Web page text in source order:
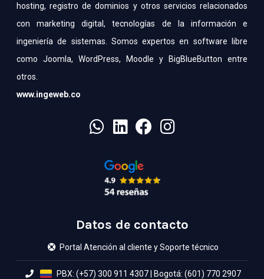
hosting, registro de dominios y otros servicios relacionados
con marketing digital, tecnologías de la información e
ingeniería de sistemas. Somos expertos en software libre
como Joomla, WordPress, Moodle y BigBlueButton entre
otros.
www.ingeweb.co
Datos de contacto
Portal Atención al cliente y Soporte técnico
PBX: (+57) 300 911 4307| Bogotá: (601) 770 2907